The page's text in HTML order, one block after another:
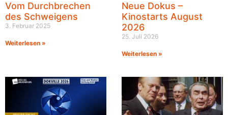
Vom Durchbrechen
des Schweigens
3. Februar 2025
Weiterlesen »
Neue Dokus –
Kinostarts August
2026
25. Juli 2026
Weiterlesen »